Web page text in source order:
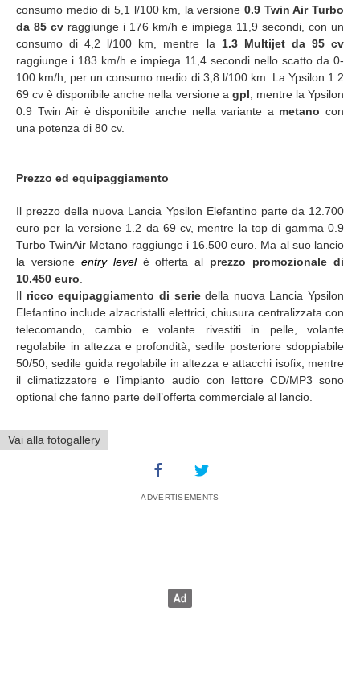
consumo medio di 5,1 l/100 km, la versione0.9 Twin Air Turbo
da 85 cv raggiunge i 176 km/h e impiega 11,9 secondi, con un
consumo di 4,2 l/100 km, mentre la 1.3 Multijet da 95 cv
raggiunge i 183 km/h e impiega 11,4 secondi nello scatto da 0-
100 km/h, per un consumo medio di 3,8 l/100 km. La Ypsilon 1.2
69 cv è disponibile anche nella versione a gpl , mentre la Ypsilon
0.9 Twin Air è disponibile anche nella variante a metanocon
una potenza di 80 cv.
Prezzo ed equipaggiamento
Il prezzo della nuova Lancia Ypsilon Elefantino parte da 12.700
euro per la versione 1.2 da 69 cv, mentre la top di gamma 0.9
Turbo TwinAir Metano raggiunge i 16.500 euro. Ma al suo lancio
la versione entry levelè offerta al prezzo promozionale di
10.450 euro
Il ricco equipaggiamento di seriedella nuova Lancia Ypsilon
Elefantino include alzacristalli elettrici, chiusura centralizzata con
telecomando, cambio e volante rivestiti in pelle, volante
regolabile in altezza e profondità, sedile posteriore sdoppiabile
50/50, sedile guida regolabile in altezza e attacchi isofix, mentre
il climatizzatore e l’impianto audio con lettore CD/MP3 sono
optional che fanno parte dell’offerta commerciale al lancio.
Vai alla fotogallery